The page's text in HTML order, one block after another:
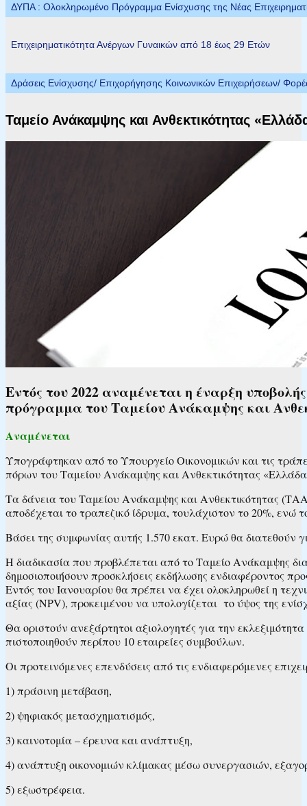
ΔΥΠΑ : Ολοκληρωμένο Πρόγραμμα Ενίσχυσης της Νέας
Επιχειρηματικότητα Ανέργων Γυναικών από 18 έως 29 Ετών
Δράσεις Ενίσχυσης/ Επιχορήγησης Κοινωνικών Επιχειρήσεων/
Ταμείο Ανάκαμψης και Ανθεκτικότητας
Εντός του 2022 αναμένεται η έναρξη
πρόγραμμα του Ταμείου Ανάκαμψης και
Αναμένεται
Υπογράφτηκαν από το Υπουργείο Οικονομικών και τις
πόρων του Ταμείου Ανάκαμψης και Ανθεκτικότητας
Τα δάνεια του Ταμείου Ανάκαμψης και Ανθεκτικότητας
αποδέχεται το τραπεζικό ίδρυμα, τουλάχιστον το 20%, ενώ
Βάσει της συμφωνίας αυτής 1.570 εκατ. Ευρώ θα διατεθούν
Η διαδικασία που προβλέπεται από το Ταμείο Ανάκαμψης
δημοσιοποιήσουν προσκλήσεις εκδήλωσης ενδιαφέροντος
Εντός του Ιανουαρίου θα πρέπει να έχει ολοκληρωθεί η
αξίας (NPV), προκειμένου να υπολογίζεται το ύψος της
Θα οριστούν ανεξάρτητοι αξιολογητές για την
πιστοποιηθούν περίπου 10 εταιρείες συμβούλων.
Οι προτεινόμενες επενδύσεις από τις ενδιαφερόμενες
1) πράσινη μετάβαση,
2) ψηφιακός μετασχηματισμός,
3) καινοτομία – έρευνα και ανάπτυξη,
4) ανάπτυξη οικονομιών κλίμακας μέσω συνεργασιών,
5) εξωστρέφεια.